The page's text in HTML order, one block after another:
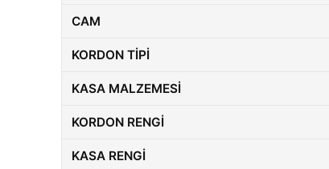
CAM
KORDON TIPI
KASA MALZEMESI
KORDON RENGI
KASA RENGI